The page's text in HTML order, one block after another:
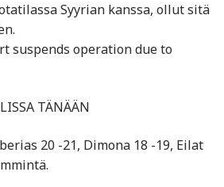
Syyrian kanssa, ollut sitä
suspends operation due to
TÄNÄÄN
20 -21, Dimona 18 -19, Eilat